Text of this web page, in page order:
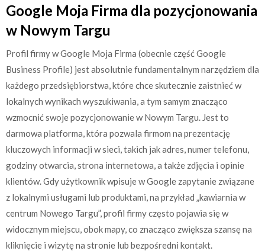
Google Moja Firma dla pozycjonowania
w Nowym Targu
Profil firmy w Google Moja Firma (obecnie część Google
Business Profile) jest absolutnie fundamentalnym narzędziem dla
każdego przedsiębiorstwa, które chce skutecznie zaistnieć w
lokalnych wynikach wyszukiwania, a tym samym znacząco
wzmocnić swoje pozycjonowanie w Nowym Targu. Jest to
darmowa platforma, która pozwala firmom na prezentację
kluczowych informacji w sieci, takich jak adres, numer telefonu,
godziny otwarcia, strona internetowa, a także zdjęcia i opinie
klientów. Gdy użytkownik wpisuje w Google zapytanie związane
z lokalnymi usługami lub produktami, na przykład „kawiarnia w
centrum Nowego Targu”, profil firmy często pojawia się w
widocznym miejscu, obok mapy, co znacząco zwiększa szansę na
kliknięcie i wizytę na stronie lub bezpośredni kontakt.